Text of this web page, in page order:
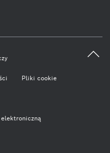
Pliki cookie
elektroniczną